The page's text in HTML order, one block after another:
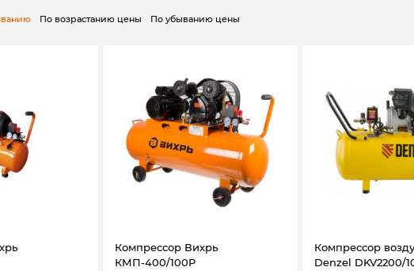
По возрастанию цены По убыванию цены
Компрессор Вихрь
КМП-400/100Р
Компрессор
Denzel DKV2200/